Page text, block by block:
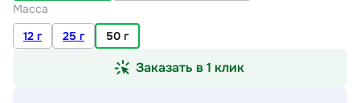
Масса
12 г
25 г 50 г
Заказать в 1 клик